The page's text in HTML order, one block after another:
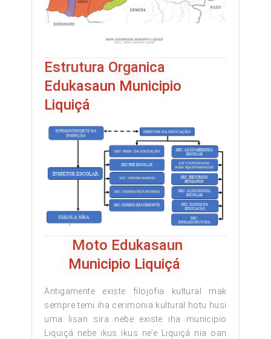
Estrutura Organica
Edukasaun Municipio
Liquiçá
Moto Edukasaun
Municipio Liquiçá
Antigamente existe filojofia kultural mak
sempre temi iha cerimonia kultural hotu husi
uma lisan sira nebe existe iha municipio
Liquiçá nebe ikus ikus ne’e Liquiçá nia oan